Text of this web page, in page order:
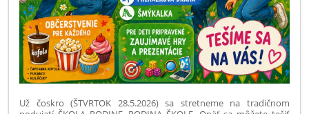
Už čoskro (ŠTVRTOK 28.5.2026) sa stretneme na tradičnom